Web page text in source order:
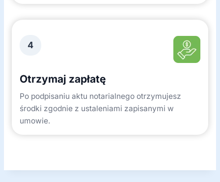
4
Otrzymaj zapłatę
Po podpisaniu aktu notarialnego otrzymujesz
środki zgodnie z ustaleniami zapisanymi w
umowie.